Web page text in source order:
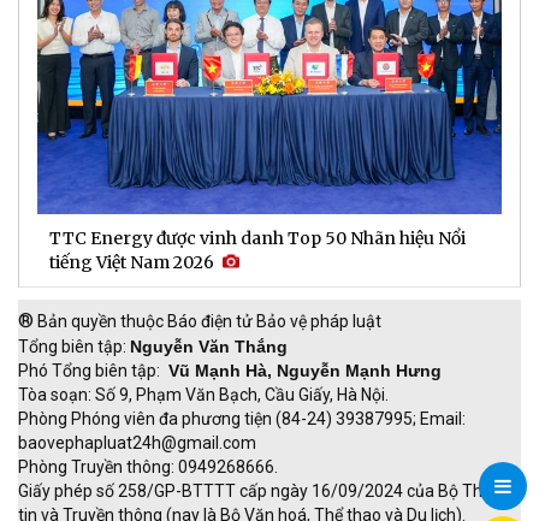
TTC Energy được vinh danh Top 50 Nhãn hiệu Nổi
tiếng Việt Nam 2026
® Bản quyền thuộc Báo điện tử Bảo vệ pháp luật
Tổng biên tập: Nguyễn Văn Thắng
Phó Tổng biên tập: Vũ Mạnh Hà, Nguyễn Mạnh Hưng
Tòa soạn: Số 9, Phạm Văn Bạch, Cầu Giấy, Hà Nội.
Phòng Phóng viên đa phương tiện (84-24) 39387995; Email:
baovephapluat24h@gmail.com
Phòng Truyền thông: 0949268666.
Giấy phép số 258/GP-BTTTT cấp ngày 16/09/2024 của Bộ Thông
tin và Truyền thông (nay là Bộ Văn hoá, Thể thao và Du lịch).